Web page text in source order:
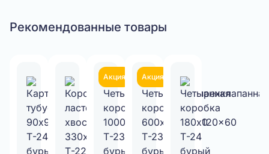
Рекомендованные товары
Акция Акция